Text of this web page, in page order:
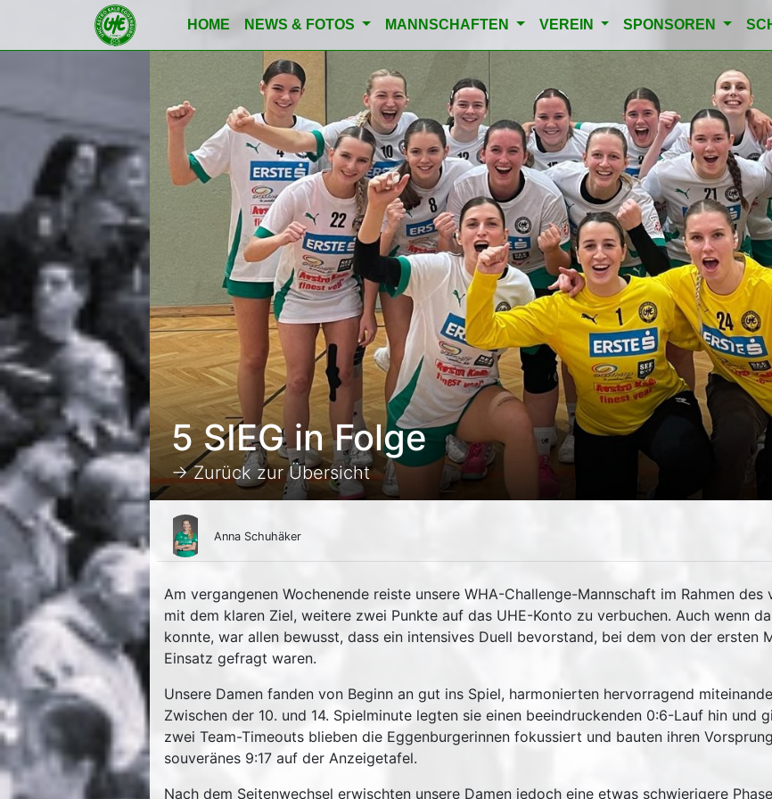
HOME NEWS & FOTOS MANNSCHAFTEN VEREIN SPONSOREN
5 SIEG in Folge
→ Zurück zur Übersicht
Anna Schuhäker
Am vergangenen Wochenende reiste unsere WHA-Challenge-Mannschaft im Rahmen
mit dem klaren Ziel, weitere zwei Punkte auf das UHE-Konto zu verbuchen. Auch wenn
konnte, war allen bewusst, dass ein intensives Duell bevorstand, bei dem von der ersten
Einsatz gefragt waren.
Unsere Damen fanden von Beginn an gut ins Spiel, harmonierten hervorragend
Zwischen der 10. und 14. Spielminute legten sie einen beeindruckenden 0:6-Lauf hin und
zwei Team-Timeouts blieben die Eggenburgerinnen fokussiert und bauten ihren
souveränes 9:17 auf der Anzeigetafel.
Nach dem Seitenwechsel erwischten unsere Damen jedoch eine etwas schwierigere